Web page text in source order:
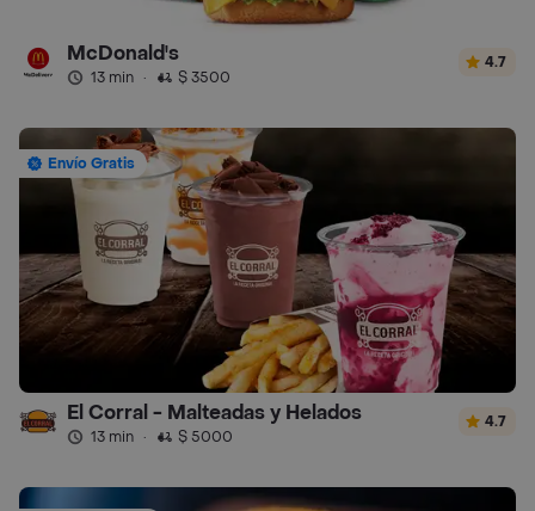
McDonald's
13 min · $ 3500
4.7
Envío Gratis
El Corral - Malteadas y Helados
13 min · $ 5000
4.7